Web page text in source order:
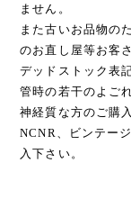
ません。
また古いお品物の
のお直し屋等お客
デッドストック表
管時の若干のよご
神経質な方のご購
NCNR、ビンテー
入下さい。